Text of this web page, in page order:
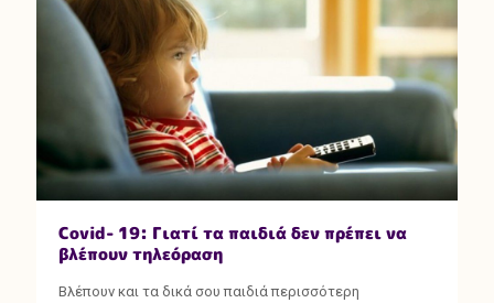
Covid- 19: Γιατί τα παιδιά δεν πρέπει να
βλέπουν τηλεόραση
Βλέπουν και τα δικά σου παιδιά περισσότερη